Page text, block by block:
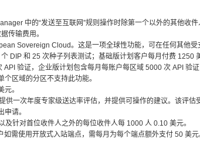
中的“发送至互联网”规则操作时除第一个以外的其他收
传输费用。
Sovereign Cloud。这是一项全球性功能，可在任何其他受
DIP 和 25 次种子列表测试；基础版计划客户每月付费 1250
验证，企业版计划包含每月每账户每区域 5000 次 API 验
区域的分区不支持此功能。
。
一次年度专家级送达率评估，并提供可操作的建议。该评
请。
针对首位收件人之外的每位收件人每 1000 人 0.10 美元。
需使用开放式入站端点，需每月为每个端点额外支付 50 美